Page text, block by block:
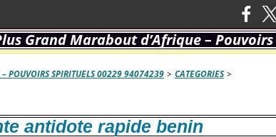
– POUVOIRS SPIRITUELS 00229 94074239 > CATEGORIES >
antidote rapide benin